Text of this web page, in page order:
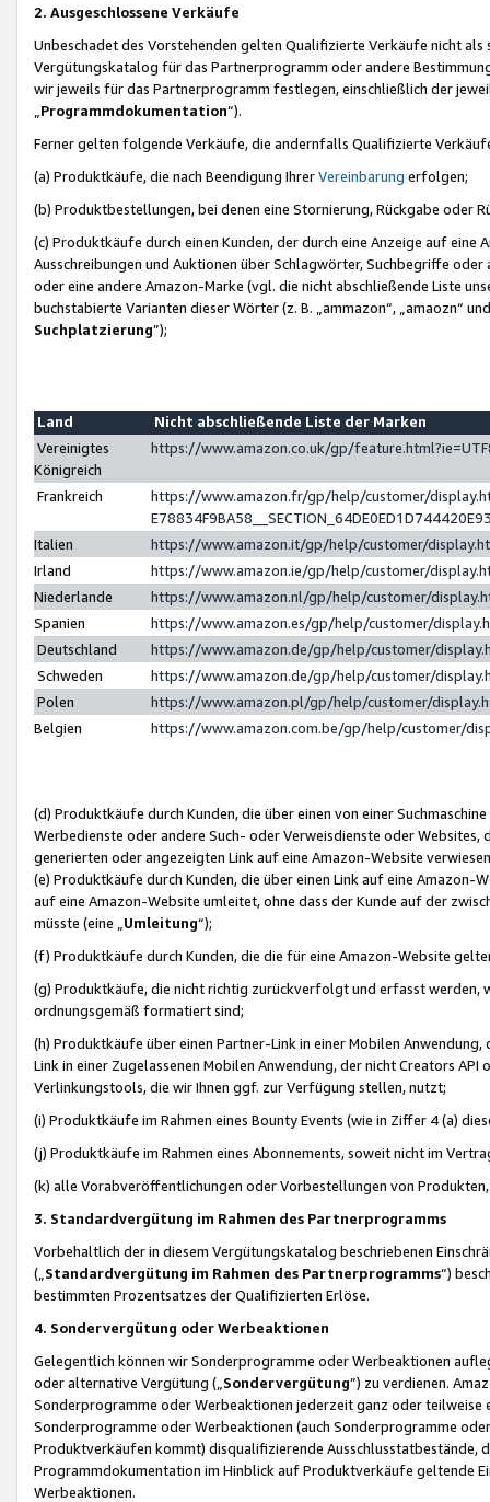
2. Ausgeschlossene Verkäufe
Unbeschadet des Vorstehenden gelten Qualifizierte Verkäufe nicht
Vergütungskatalog für das Partnerprogramm oder andere
wir jeweils für das Partnerprogramm festlegen, einschließlich der
Programmdokumentation“).
Ferner gelten folgende Verkäufe, die andernfalls Qualifizierte
(a) Produktkäufe, die nach Beendigung IhrerVereinbarung erfolgen;
(b) Produktbestellungen, bei denen eine Stornierung, Rückgabe oder
(c) Produktkäufe durch einen Kunden, der durch eine Anzeige auf
Ausschreibungen und Auktionen über Schlagwörter, Suchbegriffe
oder eine andere Amazon-Marke (vgl. die nicht abschließende Liste
buchstabierte Varianten dieser Wörter (z. B. „ammazon“, „amaozn“
Suchplatzierung”);
Land
Nicht abschließende Liste der Marken
Vereinigtes
Königreich
https://www.amazon.co.uk/gp/
Frankreich
https://www.amazon.fr/gp/help/customer/
Italien
https://www.amazon.it/gp/help/customer/
Irland
https://www.amazon.ie/gp/help/customer/
Niederlande
https://www.amazon.nl/gp/help/customer/
Spanien
https://www.amazon.es/gp/help/customer/
Deutschland
https://www.amazon.de/gp/help/customer/
Schweden
https://www.amazon.de/gp/help/customer/
Polen
https://www.amazon.pl/gp/help/customer/
Belgien
https://www.amazon.com.be/gp/help/customer/
(d) Produktkäufe durch Kunden, die über einen von einer
Werbedienste oder andere Such- oder Verweisdienste oder Websites,
generierten oder angezeigten Link auf eine Amazon-Website
(e) Produktkäufe durch Kunden, die über einen Link auf eine
auf eine Amazon-Website umleitet, ohne dass der Kunde auf der
müsste (eine „ Umleitung“);
(f) Produktkäufe durch Kunden, die die für eine Amazon-Website
(g) Produktkäufe, die nicht richtig zurückverfolgt und erfasst werden,
ordnungsgemäß formatiert sind;
(h) Produktkäufe über einen Partner-Link in einer Mobilen
Link in einer Zugelassenen Mobilen Anwendung, der nicht Creators
Verlinkungstools, die wir Ihnen ggf. zur Verfügung stellen, nutzt;
(i) Produktkäufe im Rahmen eines Bounty Events (wie in Ziffer 4 (a)
(j) Produktkäufe im Rahmen eines Abonnements, soweit nicht im
(k) alle Vorabveröffentlichungen oder Vorbestellungen von
3. Standardvergütung im Rahmen des Partnerprogramms
Vorbehaltlich der in diesem Vergütungskatalog beschriebenen
(„ Standardvergütung im Rahmen des Partnerprogramms“)
bestimmten Prozentsatzes der Qualifizierten Erlöse.
4. Sondervergütung oder Werbeaktionen
Gelegentlich können wir Sonderprogramme oder Werbeaktionen
oder alternative Vergütung („ Sondervergütung”) zu verdienen.
Sonderprogramme oder Werbeaktionen jederzeit ganz oder
Sonderprogramme oder Werbeaktionen (auch Sonderprogramme
Produktverkäufen kommt) disqualifizierende Ausschlusstatbestände,
Programmdokumentation im Hinblick auf Produktverkäufe geltende
Werbeaktionen.